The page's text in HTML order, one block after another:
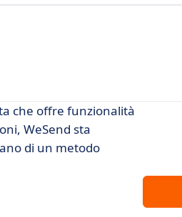
che offre funzionalità
WeSend sta
di un metodo